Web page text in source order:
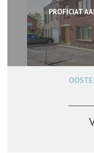
PROFICIAT
226 m²